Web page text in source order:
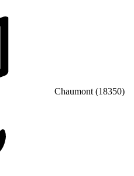
Chaumont (18350)